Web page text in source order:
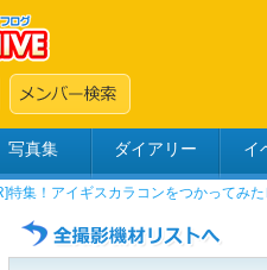
写真集 ダイアリー イ